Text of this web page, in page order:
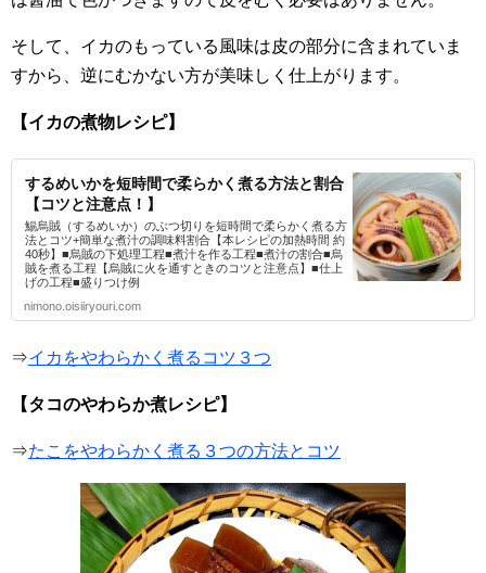
そして、イカのもっている風味は皮の部分に含まれていま
すから、逆にむかない方が美味しく仕上がります。
【イカの煮物レシピ】
するめいかを短時間で柔らかく煮る方法と割合
【コツと注意点！】
鯣烏賊（するめいか）のぶつ切りを短時間で柔らかく煮る方
法とコツ+簡単な煮汁の調味料割合【本レシピの加熱時間 約
40秒】■烏賊の下処理工程■煮汁を作る工程■煮汁の割合■烏
賊を煮る工程【烏賊に火を通すときのコツと注意点】■仕上
げの工程■盛りつけ例
nimono.oisiiryouri.com
⇒イカをやわらかく煮るコツ３つ
【タコのやわらか煮レシピ】
⇒たこをやわらかく煮る３つの方法とコツ